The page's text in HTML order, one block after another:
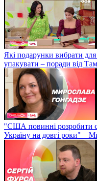
Які подарунки вибрати
упакувати – поради від
"США повинні розробити
Україну на довгі роки" –